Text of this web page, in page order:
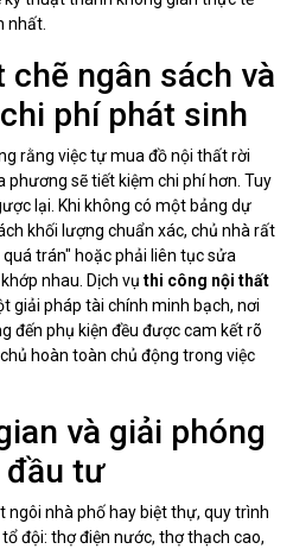
nhất.
ngân sách và
phí phát sinh
rằng việc tự mua đồ nội thất rời
phương sẽ tiết kiệm chi phí hơn. Tuy
lại. Khi không có một bảng dự
khối lượng chuẩn xác, chủ nhà rất
trán" hoặc phải liên tục sửa
nhau. Dịch vụ thi công nội thất
giải pháp tài chính minh bạch, nơi
đến phụ kiện đều được cam kết rõ
hoàn toàn chủ động trong việc
và giải phóng
đầu tư
nhà phố hay biệt thự, quy trình
đội: thợ điện nước, thợ thạch cao,